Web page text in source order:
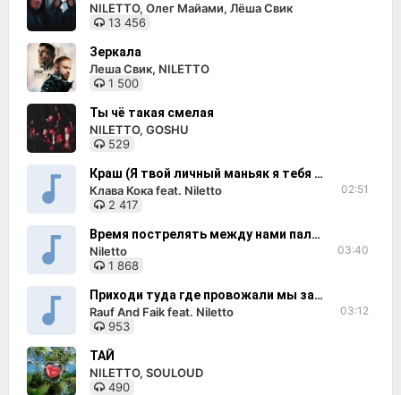
NILETTO, Олег Майами, Лёша Свик
13 456
Зеркала
Леша Свик, NILETTO
1 500
Ты чё такая смелая
NILETTO, GOSHU
529
Краш (Я твой личный маньяк я тебя придушу)
Клава Кока feat. Niletto
2 417
02:51
Время пострелять между нами пальба
Niletto
1 868
03:40
Приходи туда где провожали мы закат
Rauf And Faik feat. Niletto
953
03:12
ТАЙ
NILETTO, SOULOUD
490